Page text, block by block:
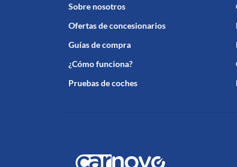
Sobre nosotros
Ofertas de concesionarios
Guías de compra
¿Cómo funciona?
Pruebas de coches